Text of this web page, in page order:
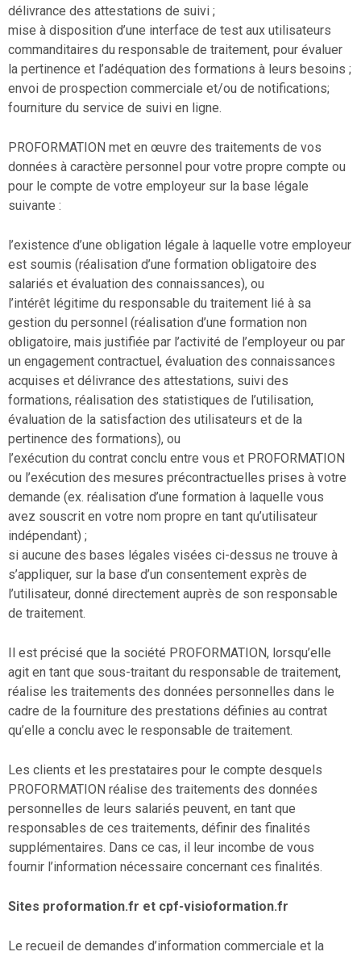
délivrance des attestations de suivi ;
mise à disposition d’une interface de test aux utilisateurs
commanditaires du responsable de traitement, pour évaluer
la pertinence et l’adéquation des formations à leurs besoins ;
envoi de prospection commerciale et/ou de notifications;
fourniture du service de suivi en ligne.
PROFORMATION met en œuvre des traitements de vos
données à caractère personnel pour votre propre compte ou
pour le compte de votre employeur sur la base légale
suivante :
l’existence d’une obligation légale à laquelle votre employeur
est soumis (réalisation d’une formation obligatoire des
salariés et évaluation des connaissances), ou
l’intérêt légitime du responsable du traitement lié à sa
gestion du personnel (réalisation d’une formation non
obligatoire, mais justifiée par l’activité de l’employeur ou par
un engagement contractuel, évaluation des connaissances
acquises et délivrance des attestations, suivi des
formations, réalisation des statistiques de l’utilisation,
évaluation de la satisfaction des utilisateurs et de la
pertinence des formations), ou
l’exécution du contrat conclu entre vous et PROFORMATION
ou l’exécution des mesures précontractuelles prises à votre
demande (ex. réalisation d’une formation à laquelle vous
avez souscrit en votre nom propre en tant qu’utilisateur
indépendant) ;
si aucune des bases légales visées ci-dessus ne trouve à
s’appliquer, sur la base d’un consentement exprès de
l’utilisateur, donné directement auprès de son responsable
de traitement.
Il est précisé que la société PROFORMATION, lorsqu’elle
agit en tant que sous-traitant du responsable de traitement,
réalise les traitements des données personnelles dans le
cadre de la fourniture des prestations définies au contrat
qu’elle a conclu avec le responsable de traitement.
Les clients et les prestataires pour le compte desquels
PROFORMATION réalise des traitements des données
personnelles de leurs salariés peuvent, en tant que
responsables de ces traitements, définir des finalités
supplémentaires. Dans ce cas, il leur incombe de vous
fournir l’information nécessaire concernant ces finalités.
Sites proformation.fr et cpf-visioformation.fr
Le recueil de demandes d’information commerciale et la